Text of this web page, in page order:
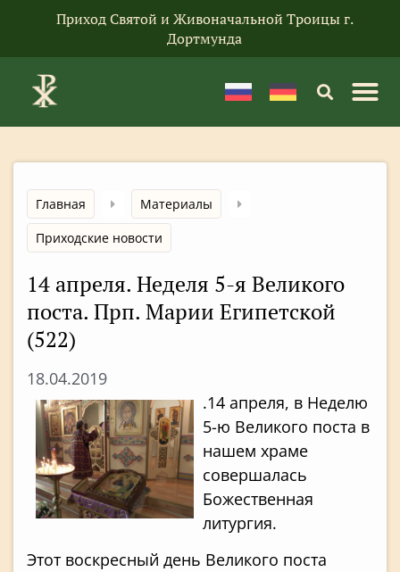
Приход Святой и Живоначальной Троицы г.
Дортмунда
Главная
Материалы
Приходские новости
14 апреля. Неделя 5-я Великого
поста. Прп. Марии Египетской
(522)
18.04.2019
.14 апреля, в Неделю
5-ю Великого поста в
нашем храме
совершалась
Божественная
литургия.
Этот воскресный день Великого поста